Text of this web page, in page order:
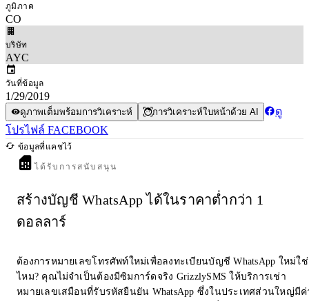
ภูมิภาค
CO
บริษัท
AYC
วันที่ข้อมูล
1/29/2019
ดูภาพเต็มพร้อมการวิเคราะห์ การวิเคราะห์ใบหน้าด้วย AI
ดู
โปรไฟล์ FACEBOOK
ข้อมูลที่แคชไว้
ได้รับการสนับสนุน
สร้างบัญชี WhatsApp ได้ในราคาต่ำกว่า 1
ดอลลาร์
ต้องการหมายเลขโทรศัพท์ใหม่เพื่อลงทะเบียนบัญชี WhatsApp ใหม่ใช่
ไหม? คุณไม่จำเป็นต้องมีซิมการ์ดจริง GrizzlySMS ให้บริการเช่า
หมายเลขเสมือนที่รับรหัสยืนยัน WhatsApp ซึ่งในประเทศส่วนใหญ่มีค่